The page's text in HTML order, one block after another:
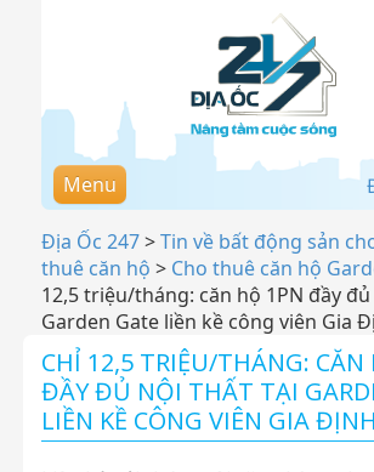
Menu
Địa Ốc 247>Tin về bất động sản
thuê căn hộ > Cho thuê căn hộ
12,5 triệu/tháng: căn hộ 1PN đầy
Garden Gate liền kề công viên Gia
CHỈ 12,5 TRIỆU/THÁNG: CĂN
ĐẦY ĐỦ NỘI THẤT TẠI
LIỀN KỀ CÔNG VIÊN GIA ĐỊNH